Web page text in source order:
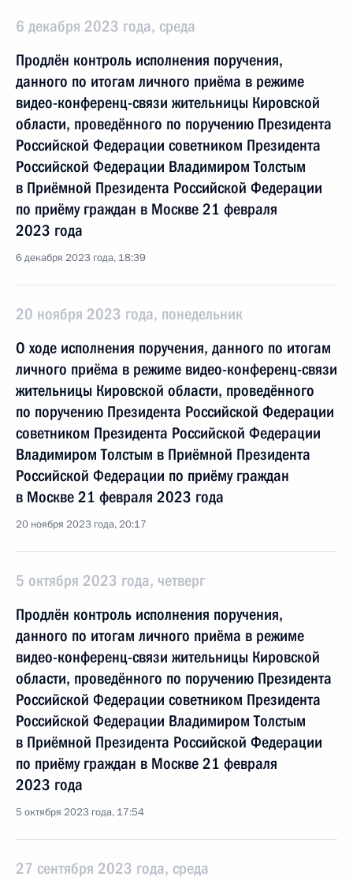
6 декабря 2023 года, среда
Продлён контроль исполнения поручения,
данного по итогам личного приёма в режиме
видео-конференц-связи жительницы Кировской
области, проведённого по поручению Президента
Российской Федерации советником Президента
Российской Федерации Владимиром Толстым
в Приёмной Президента Российской Федерации
по приёму граждан в Москве 21 февраля
2023 года
6 декабря 2023 года, 18:39
20 ноября 2023 года, понедельник
О ходе исполнения поручения, данного по итогам
личного приёма в режиме видео-конференц-связи
жительницы Кировской области, проведённого
по поручению Президента Российской Федерации
советником Президента Российской Федерации
Владимиром Толстым в Приёмной Президента
Российской Федерации по приёму граждан
в Москве 21 февраля 2023 года
20 ноября 2023 года, 20:17
5 октября 2023 года, четверг
Продлён контроль исполнения поручения,
данного по итогам личного приёма в режиме
видео-конференц-связи жительницы Кировской
области, проведённого по поручению Президента
Российской Федерации советником Президента
Российской Федерации Владимиром Толстым
в Приёмной Президента Российской Федерации
по приёму граждан в Москве 21 февраля
2023 года
5 октября 2023 года, 17:54
27 сентября 2023 года, среда